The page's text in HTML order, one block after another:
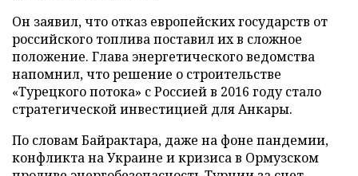
Он заявил, что отказ европейских государств от
российского топлива поставил их в сложное
положение. Глава энергетического ведомства
напомнил, что решение о строительстве
«Турецкого потока» с Россией в 2016 году стало
стратегической инвестицией для Анкары.
По словам Байрактара, даже на фоне пандемии,
конфликта на Украине и кризиса в Ормузском